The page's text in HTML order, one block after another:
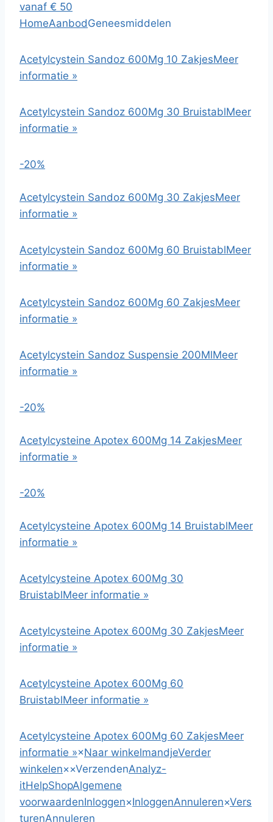
vanaf € 50
HomeAanbodGeneesmiddelen
Acetylcystein Sandoz 600Mg 10 ZakjesMeer
informatie »
Acetylcystein Sandoz 600Mg 30 BruistablMeer
informatie »
-20%
Acetylcystein Sandoz 600Mg 30 ZakjesMeer
informatie »
Acetylcystein Sandoz 600Mg 60 BruistablMeer
informatie »
Acetylcystein Sandoz 600Mg 60 ZakjesMeer
informatie »
Acetylcystein Sandoz Suspensie 200MlMeer
informatie »
-20%
Acetylcysteine Apotex 600Mg 14 ZakjesMeer
informatie »
-20%
Acetylcysteine Apotex 600Mg 14 BruistablMeer
informatie »
Acetylcysteine Apotex 600Mg 30
BruistablMeer informatie »
Acetylcysteine Apotex 600Mg 30 ZakjesMeer
informatie »
Acetylcysteine Apotex 600Mg 60
BruistablMeer informatie »
Acetylcysteine Apotex 600Mg 60 ZakjesMeer
informatie »×Naar winkelmandjeVerder
winkelen××VerzendenAnalyz-
itHelpShopAlgemene
voorwaardenInloggen×InloggenAnnuleren×Vers
turenAnnuleren